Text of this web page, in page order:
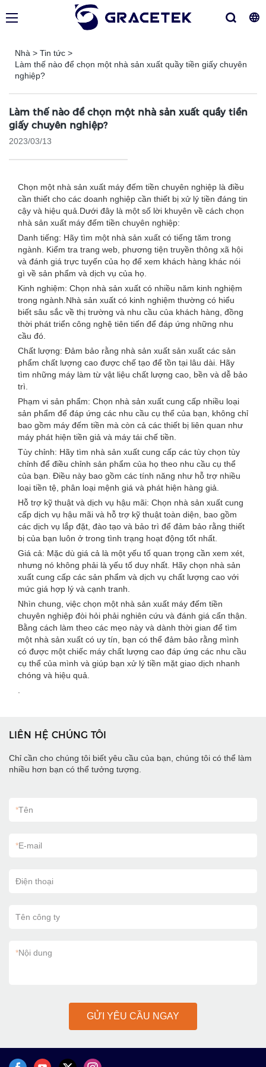
Nhà > Tin tức >
Làm thế nào để chọn một nhà sản xuất quầy tiền giấy chuyên
nghiệp?
Làm thế nào để chọn một nhà sản xuất quầy tiền
giấy chuyên nghiệp?
2023/03/13
Chọn một nhà sản xuất máy đếm tiền chuyên nghiệp là điều
cần thiết cho các doanh nghiệp cần thiết bị xử lý tiền đáng tin
cậy và hiệu quả.Dưới đây là một số lời khuyên về cách chọn
nhà sản xuất máy đếm tiền chuyên nghiệp:
Danh tiếng: Hãy tìm một nhà sản xuất có tiếng tăm trong
ngành. Kiểm tra trang web, phương tiện truyền thông xã hội
và đánh giá trực tuyến của họ để xem khách hàng khác nói
gì về sản phẩm và dịch vụ của họ.
Kinh nghiệm: Chọn nhà sản xuất có nhiều năm kinh nghiệm
trong ngành.Nhà sản xuất có kinh nghiệm thường có hiểu
biết sâu sắc về thị trường và nhu cầu của khách hàng, đồng
thời phát triển công nghệ tiên tiến để đáp ứng những nhu
cầu đó.
Chất lượng: Đảm bảo rằng nhà sản xuất sản xuất các sản
phẩm chất lượng cao được chế tạo để tồn tại lâu dài. Hãy
tìm những máy làm từ vật liệu chất lượng cao, bền và dễ bảo
trì.
Phạm vi sản phẩm: Chọn nhà sản xuất cung cấp nhiều loại
sản phẩm để đáp ứng các nhu cầu cụ thể của bạn, không chỉ
bao gồm máy đếm tiền mà còn cả các thiết bị liên quan như
máy phát hiện tiền giả và máy tái chế tiền.
Tùy chỉnh: Hãy tìm nhà sản xuất cung cấp các tùy chọn tùy
chỉnh để điều chỉnh sản phẩm của họ theo nhu cầu cụ thể
của bạn. Điều này bao gồm các tính năng như hỗ trợ nhiều
loại tiền tệ, phân loại mệnh giá và phát hiện hàng giả.
Hỗ trợ kỹ thuật và dịch vụ hậu mãi: Chọn nhà sản xuất cung
cấp dịch vụ hậu mãi và hỗ trợ kỹ thuật toàn diện, bao gồm
các dịch vụ lắp đặt, đào tạo và bảo trì để đảm bảo rằng thiết
bị của bạn luôn ở trong tình trạng hoạt động tốt nhất.
Giá cả: Mặc dù giá cả là một yếu tố quan trọng cần xem xét,
nhưng nó không phải là yếu tố duy nhất. Hãy chọn nhà sản
xuất cung cấp các sản phẩm và dịch vụ chất lượng cao với
mức giá hợp lý và cạnh tranh.
Nhìn chung, việc chọn một nhà sản xuất máy đếm tiền
chuyên nghiệp đòi hỏi phải nghiên cứu và đánh giá cẩn thận.
Bằng cách làm theo các mẹo này và dành thời gian để tìm
một nhà sản xuất có uy tín, bạn có thể đảm bảo rằng mình
có được một chiếc máy chất lượng cao đáp ứng các nhu cầu
cụ thể của mình và giúp bạn xử lý tiền mặt giao dịch nhanh
chóng và hiệu quả.
LIÊN HỆ CHÚNG TÔI
Chỉ cần cho chúng tôi biết yêu cầu của bạn, chúng tôi có thể làm
nhiều hơn bạn có thể tưởng tượng.
*Tên
*E-mail
Điện thoại
Tên công ty
*Nội dung
GỬI YÊU CẦU NGAY